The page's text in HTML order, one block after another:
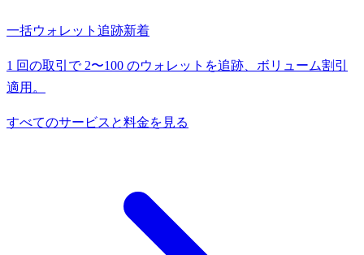
一括ウォレット追跡新着
1 回の取引で 2〜100 のウォレットを追跡、ボリューム割引
適用。
すべてのサービスと料金を見る